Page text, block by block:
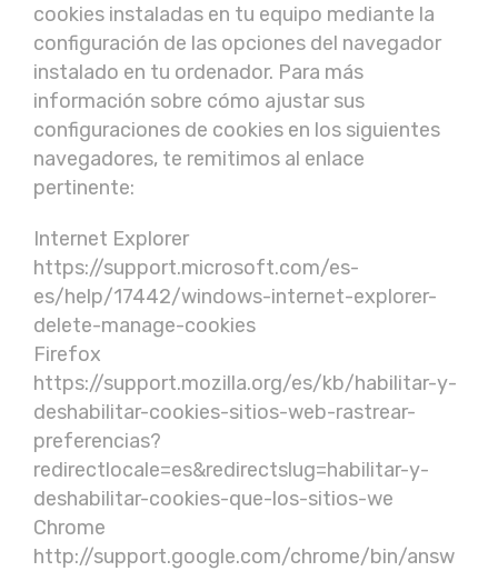
cookies instaladas en tu equipo mediante la
configuración de las opciones del navegador
instalado en tu ordenador. Para más
información sobre cómo ajustar sus
configuraciones de cookies en los siguientes
navegadores, te remitimos al enlace
pertinente:
Internet Explorer
https://support.microsoft.com/es-
es/help/17442/windows-internet-explorer-
delete-manage-cookies
Firefox
https://support.mozilla.org/es/kb/habilitar-y-
deshabilitar-cookies-sitios-web-rastrear-
preferencias?
redirectlocale=es&redirectslug=habilitar-y-
deshabilitar-cookies-que-los-sitios-we
Chrome
http://support.google.com/chrome/bin/answ